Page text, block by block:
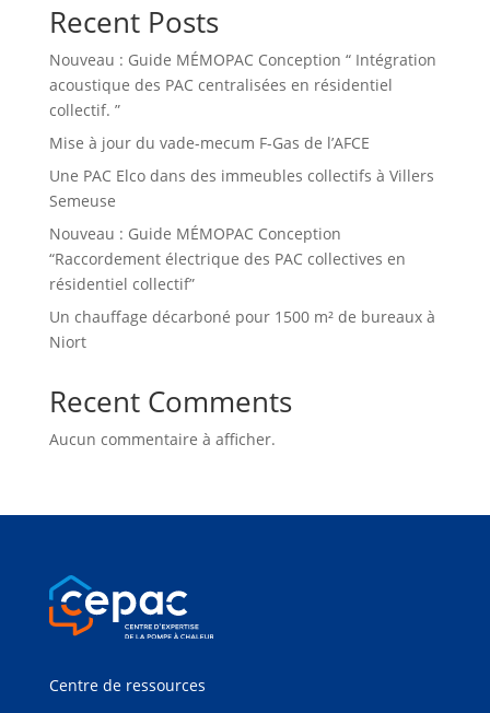
Recent Posts
Nouveau : Guide MÉMOPAC Conception “ Intégration
acoustique des PAC centralisées en résidentiel
collectif. ”
Mise à jour du vade-mecum F-Gas de l’AFCE
Une PAC Elco dans des immeubles collectifs à Villers
Semeuse
Nouveau : Guide MÉMOPAC Conception
“Raccordement électrique des PAC collectives en
résidentiel collectif”
Un chauffage décarboné pour 1500 m² de bureaux à
Niort
Recent Comments
Aucun commentaire à afficher.
Centre de ressources